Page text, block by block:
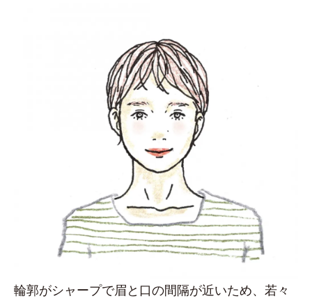
輪郭がシャープで眉と口の間隔が近いため、若々